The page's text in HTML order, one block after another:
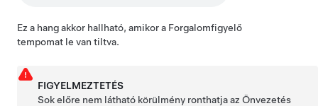
Ez a hang akkor hallható, amikor a Forgalomfigyelő
tempomat le van tiltva.
FIGYELMEZTETÉS
Sok előre nem látható körülmény ronthatja azÖnvezetés